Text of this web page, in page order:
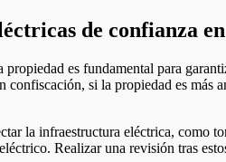
de confianza
es fundamental para
si la propiedad es
la infraestructura eléctrica, como
Realizar una revisión tras